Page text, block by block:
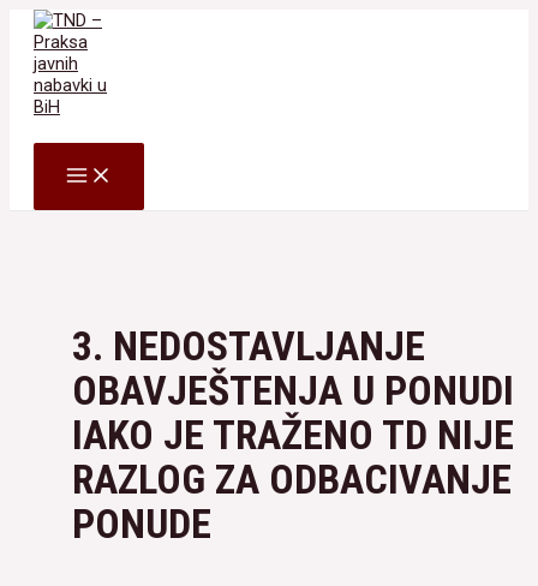
Skip
content
MAIN
MENU
3. NEDOSTAVLJANJE
OBAVJEŠTENJA U PONUDI
IAKO JE TRAŽENO TD NIJE
RAZLOG ZA ODBACIVANJE
PONUDE